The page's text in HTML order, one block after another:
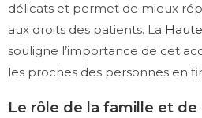
délicats et permet de mieux
aux droits des patients. La
souligne l’importance de cet
les proches des personnes en
Le rôle de la famille et de